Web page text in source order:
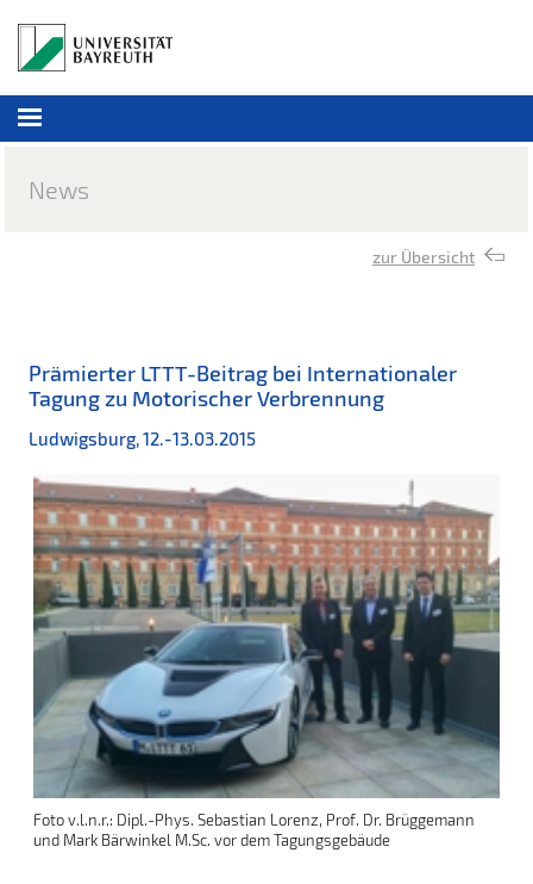
News
zur Übersicht
Prämierter LTTT-Beitrag bei Internationaler
Tagung zu Motorischer Verbrennung
Ludwigsburg, 12.-13.03.2015
Foto v.l.n.r.: Dipl.-Phys. Sebastian Lorenz, Prof. Dr. Brüggemann
und Mark Bärwinkel M.Sc. vor dem Tagungsgebäude